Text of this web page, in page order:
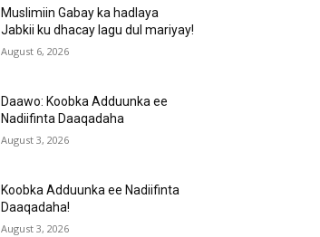
Muslimiin Gabay ka hadlaya
Jabkii ku dhacay lagu dul mariyay!
August 6, 2026
Daawo: Koobka Adduunka ee
Nadiifinta Daaqadaha
August 3, 2026
Koobka Adduunka ee Nadiifinta
Daaqadaha!
August 3, 2026